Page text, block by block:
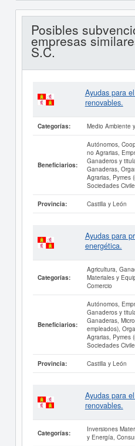
Posibles
empresas
S.C.
Ayudas para
renovables.
Categorías: Medio Ambiente
Beneficiarios:
Autónomos,
no Agrarias,
Ganaderos y
Ganaderas,
Agrarias, Pymes
Sociedades
Provincia: Castilla y León
Ayudas para
energética.
Categorías:
Agricultura,
Materiales y
Comercio
Beneficiarios:
Autónomos,
Ganaderos y
Ganaderas,
empleados),
Agrarias, Pymes
Sociedades
Provincia: Castilla y León
Ayudas para
renovables.
Categorías:
Inversiones
y Energía,